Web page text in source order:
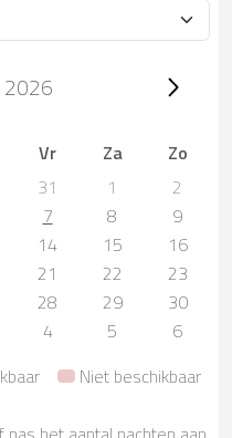
Vr Za
Zo
31 1
2
7 8
9
14 15
16
21 22
23
28 29
30
4 5
6
Niet beschikbaar